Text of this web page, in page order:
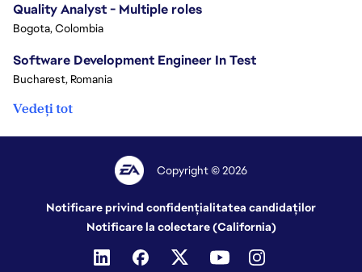
Quality Analyst - Multiple roles
Bogota, Colombia
Software Development Engineer In Test
Bucharest, Romania
Vedeți tot
Copyright © 2026
Notificare privind confidențialitatea candidaților
Notificare la colectare (California)